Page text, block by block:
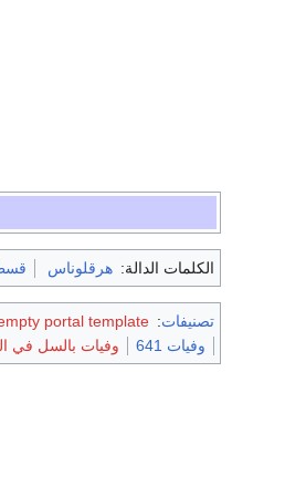
الكلمات الدالة: هرقلوناس
تصنيفات:
portal template
وفيات 641
وفيات بالسل في